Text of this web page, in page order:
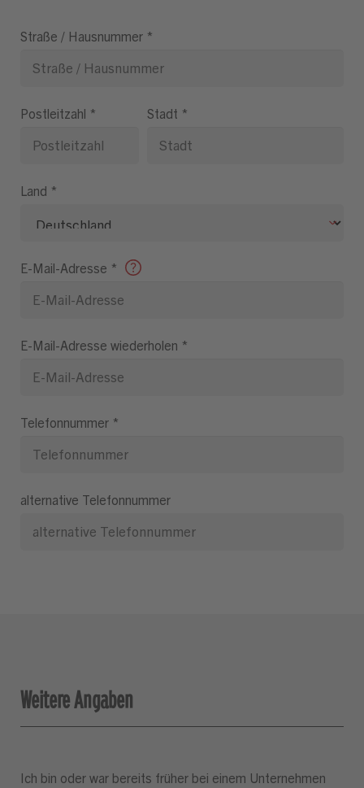
Straße / Hausnummer *
Postleitzahl * Stadt *
Land *
E-Mail-Adresse *
E-Mail-Adresse wiederholen *
Telefonnummer *
alternative Telefonnummer
Weitere Angaben
Ich bin oder war bereits früher bei einem Unternehmen